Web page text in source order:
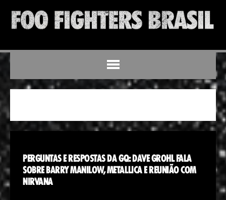
PERGUNTAS E RESPOSTAS DA GQ: DAVE GROHL FALA
SOBRE BARRY MANILOW, METALLICA E REUNIÃO COM
NIRVANA